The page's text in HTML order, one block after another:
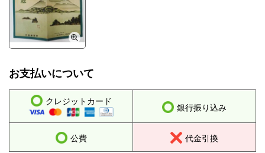
お支払いについて
クレジットカード
銀行振り込み
公費 代金引換